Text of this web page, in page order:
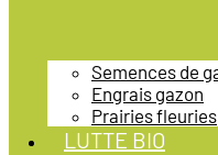
Semences de
Engrais gazon
Prairies fleuries
LUTTE BIO